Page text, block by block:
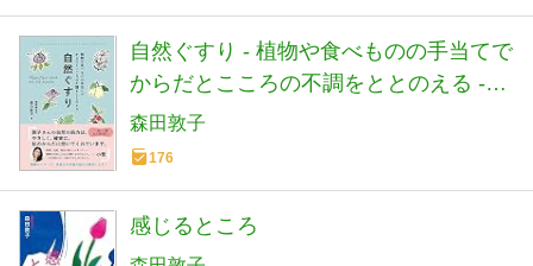
自然ぐすり - 植物や食べものの手当てで
からだとこころの不調をととのえる -
(正しく暮らすシリーズ)
森田敦子
176
感じるところ